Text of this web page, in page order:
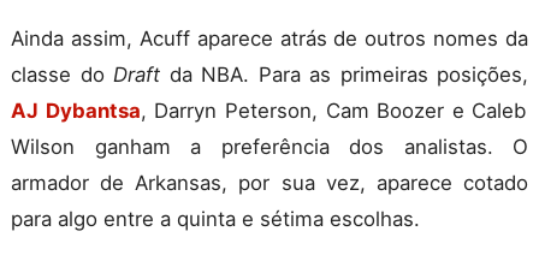
Ainda assim, Acuff aparece atrás de outros nomes da
classe do Draft da NBA. Para as primeiras posições,
AJ Dybantsa, Darryn Peterson, Cam Boozer e Caleb
Wilson ganham a preferência dos analistas. O
armador de Arkansas, por sua vez, aparece cotado
para algo entre a quinta e sétima escolhas.